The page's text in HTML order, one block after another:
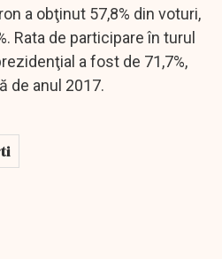
a obţinut 57,8% din voturi,
Rata de participare în turul
a fost de 71,7%,
de anul 2017.